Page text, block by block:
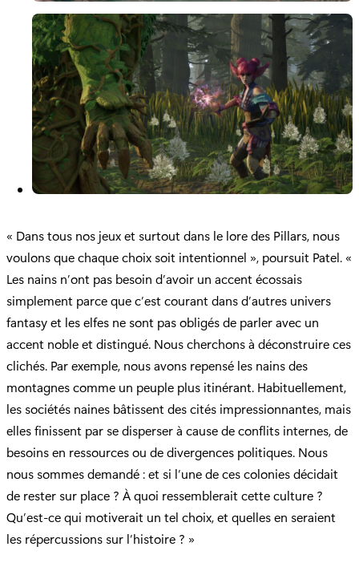
« Dans tous nos jeux et surtout dans le lore des Pillars, nous
voulons que chaque choix soit intentionnel », poursuit Patel. «
Les nains n’ont pas besoin d’avoir un accent écossais
simplement parce que c’est courant dans d’autres univers
fantasy et les elfes ne sont pas obligés de parler avec un
accent noble et distingué. Nous cherchons à déconstruire ces
clichés. Par exemple, nous avons repensé les nains des
montagnes comme un peuple plus itinérant. Habituellement,
les sociétés naines bâtissent des cités impressionnantes, mais
elles finissent par se disperser à cause de conflits internes, de
besoins en ressources ou de divergences politiques. Nous
nous sommes demandé : et si l’une de ces colonies décidait
de rester sur place ? À quoi ressemblerait cette culture ?
Qu’est-ce qui motiverait un tel choix, et quelles en seraient
les répercussions sur l’histoire ? »